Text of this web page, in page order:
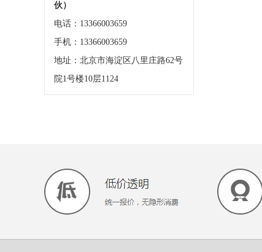
伙）
电话：13366003659
手机：13366003659
地址：北京市海淀区八里庄路62号
院1号楼10层1124